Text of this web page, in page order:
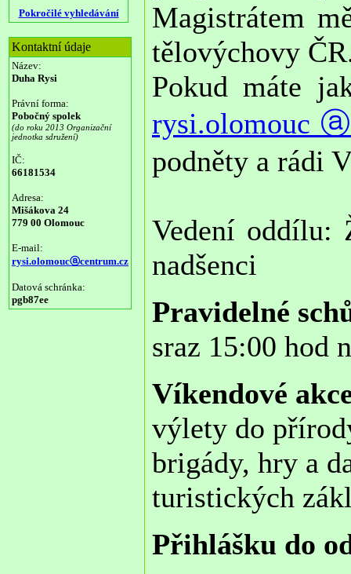
Pokročilé vyhledávání
Kontaktní údaje
Název:
Duha Rysi
Právní forma:
Pobočný spolek
(do roku 2013 Organizační
jednotka sdružení)
IČ:
66181534
Adresa:
Mišákova 24
779 00 Olomouc
E-mail:
rysi.olomoucⓐcentrum.cz
Datová schránka:
pgb87ee
Magistrátem
tělovýchovy
Pokud máte
podněty a rádi
Vedení oddílu:
nadšenci
Pravidelné
sraz 15:00 hod
Víkendové
výlety do
brigády, hry a
turistických
Přihlášku do